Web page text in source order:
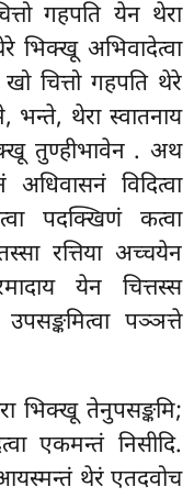
गहपति येन थेरा
भिक्खू अभिवादेत्वा
खो चित्तो गहपति थेरे
भन्ते, थेरा स्वातनाय
तुण्हीभावेन . अथ
विदित्वा
पदक्खिणं कत्वा
रत्तिया अच्चयेन
येन चित्तस्स
पञ्ञत्ते
भिक्खू तेनुपसङ्कमि;
एकमन्तं निसीदि.
आयस्मन्तं थेरं एतदवोच